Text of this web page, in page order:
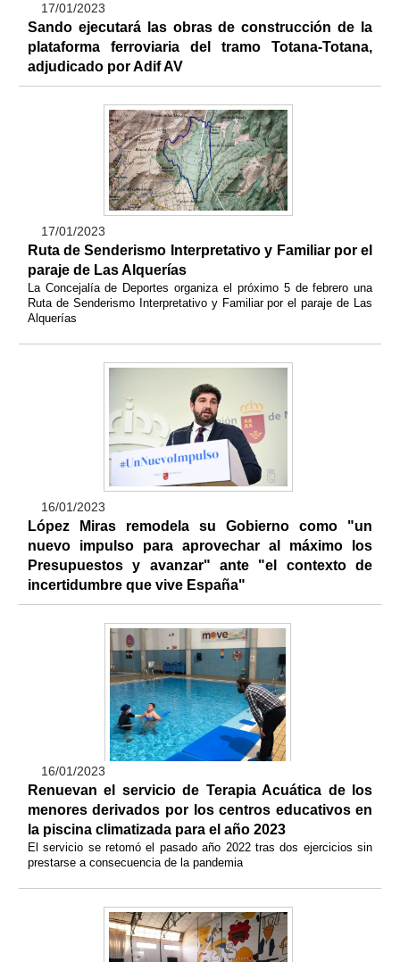
17/01/2023
Sando ejecutará las obras de construcción de la
plataforma ferroviaria del tramo Totana-Totana,
adjudicado por Adif AV
17/01/2023
Ruta de Senderismo Interpretativo y Familiar por el
paraje de Las Alquerías
La Concejalía de Deportes organiza el próximo 5 de febrero una
Ruta de Senderismo Interpretativo y Familiar por el paraje de Las
Alquerías
16/01/2023
López Miras remodela su Gobierno como "un
nuevo impulso para aprovechar al máximo los
Presupuestos y avanzar" ante "el contexto de
incertidumbre que vive España"
16/01/2023
Renuevan el servicio de Terapia Acuática de los
menores derivados por los centros educativos en
la piscina climatizada para el año 2023
El servicio se retomó el pasado año 2022 tras dos ejercicios sin
prestarse a consecuencia de la pandemia